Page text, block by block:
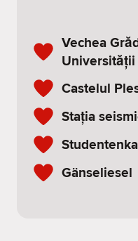
Vechea
Castelul
Stația
Gänseliesel